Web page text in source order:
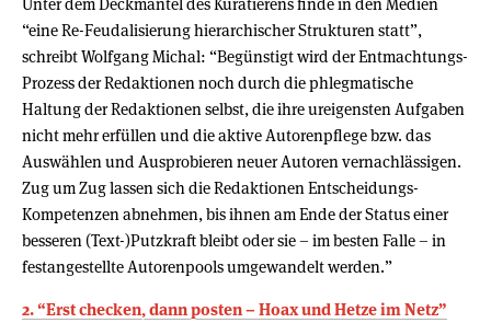
“eine Re-Feudalisierung hierarchischer Strukturen statt”,
schreibt Wolfgang Michal: “Begünstigt wird der Entmachtungs-
Prozess der Redaktionen noch durch die phlegmatische
Haltung der Redaktionen selbst, die ihre ureigensten Aufgaben
nicht mehr erfüllen und die aktive Autorenpflege bzw. das
Auswählen und Ausprobieren neuer Autoren vernachlässigen.
Zug um Zug lassen sich die Redaktionen Entscheidungs-
Kompetenzen abnehmen, bis ihnen am Ende der Status einer
besseren (Text-)Putzkraft bleibt oder sie – im besten Falle – in
festangestellte Autorenpools umgewandelt werden.”
2. “Erst checken, dann posten – Hoax und Hetze im Netz”